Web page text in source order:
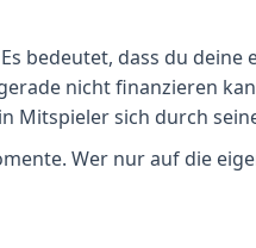
bedeutet, dass du
nicht finanzieren
sich durch
Wer nur auf die